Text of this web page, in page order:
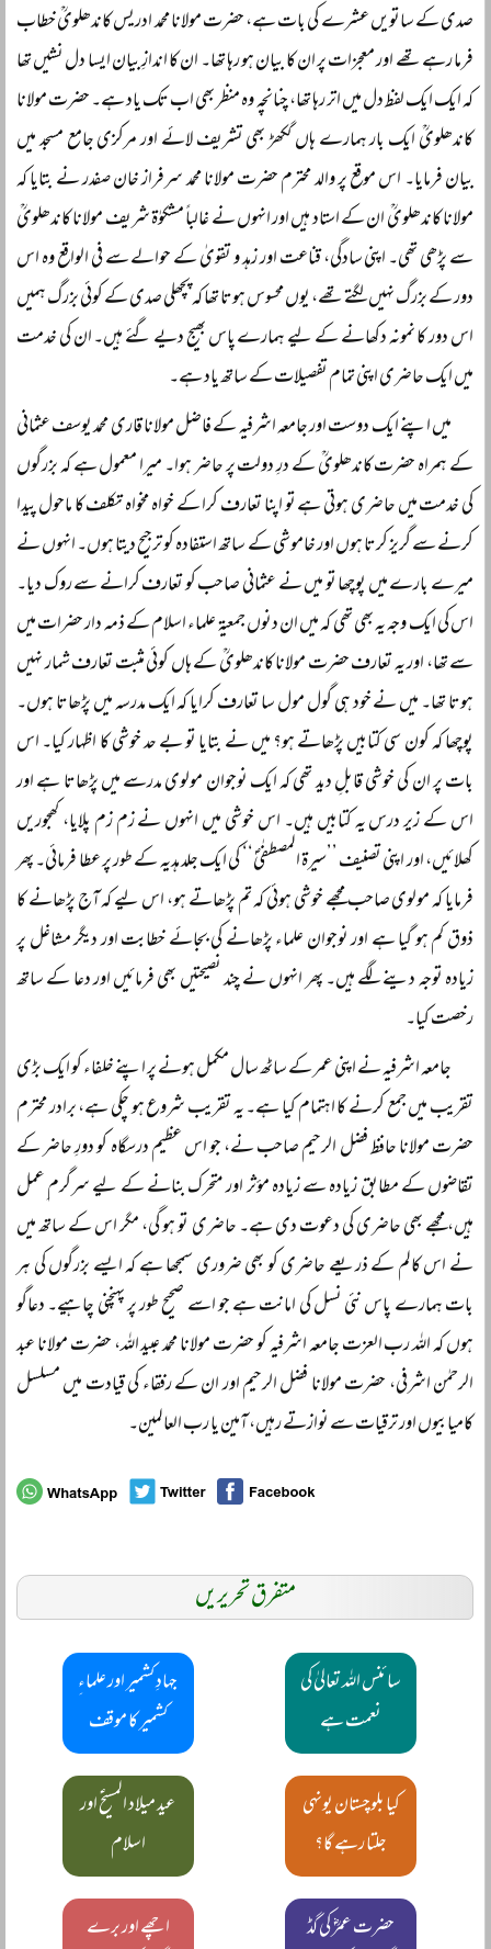
صدی کے ساتویں عشرے کی بات ہے، حضرت مولانا محمد ادریس کاندھلویؒ خطاب
فرما رہے تھے اور معجزات پر ان کا بیان ہو رہا تھا۔ ان کا اندازِ بیان ایسا دل نشیں تھا
کہ ایک ایک لفظ دل میں اتر رہا تھا، چنانچہ وہ منظر بھی اب تک یاد ہے۔ حضرت مولانا
کاندھلویؒ ایک بار ہمارے ہاں گکھڑ بھی تشریف لائے اور مرکزی جامع مسجد میں
بیان فرمایا۔ اس موقع پر والد محترم حضرت مولانا محمد سرفراز خان صفدر نے بتایا کہ
مولانا کاندھلویؒ ان کے استاد ہیں اور انہوں نے غالباً مشکوٰۃ شریف مولانا کاندھلویؒ
سے پڑھی تھی۔ اپنی سادگی، قناعت اور زہد و تقویٰ کے حوالے سے فی الواقع وہ اس
دور کے بزرگ نہیں لگتے تھے، یوں محسوس ہوتا تھا کہ پچھلی صدی کے کوئی بزرگ ہمیں
اس دور کا نمونہ دکھانے کے لیے ہمارے پاس بھیج دیے گئے ہیں۔ ان کی خدمت
میں ایک حاضری اپنی تمام تفصیلات کے ساتھ یاد ہے۔
میں اپنے ایک دوست اور جامعہ اشرفیہ کے فاضل مولانا قاری محمد یوسف عثمانی
کے ہمراہ حضرت کاندھلویؒ کے درِ دولت پر حاضر ہوا۔ میرا معمول ہے کہ بزرگوں
کی خدمت میں حاضری ہوتی ہے تو اپنا تعارف کرا کے خواہ مخواہ تکلف کا ماحول پیدا
کرنے سے گریز کرتا ہوں اور خاموشی کے ساتھ استفادہ کو ترجیح دیتا ہوں۔ انہوں نے
میرے بارے میں پوچھا تو میں نے عثمانی صاحب کو تعارف کرانے سے روک دیا۔
اس کی ایک وجہ یہ بھی تھی کہ میں ان دنوں جمعیۃ علماء اسلام کے ذمہ دار حضرات میں
سے تھا، اور یہ تعارف حضرت مولانا کاندھلویؒ کے ہاں کوئی مثبت تعارف شمار نہیں
ہوتا تھا۔ میں نے خود ہی گول مول سا تعارف کرایا کہ ایک مدرسہ میں پڑھاتا ہوں۔
پوچھا کہ کون سی کتابیں پڑھاتے ہو؟ میں نے بتایا تو بے حد خوشی کا اظہار کیا۔ اس
بات پر ان کی خوشی قابلِ دید تھی کہ ایک نوجوان مولوی مدرسے میں پڑھاتا ہے اور
اس کے زیر درس یہ کتابیں ہیں۔ اس خوشی میں انہوں نے زم زم پلایا، کھجوریں
کھلائیں، اور اپنی تصنیف ’’سیرۃ المصطفٰیؐ‘‘ کی ایک جلد ہدیہ کے طور پر عطا فرمائی۔ پھر
فرمایا کہ مولوی صاحب مجھے خوشی ہوئی کہ تم پڑھاتے ہو، اس لیے کہ آج پڑھانے کا
ذوق کم ہو گیا ہے اور نوجوان علماء پڑھانے کی بجائے خطابت اور دیگر مشاغل پر
زیادہ توجہ دینے لگے ہیں۔ پھر انہوں نے چند نصیحتیں بھی فرمائیں اور دعا کے ساتھ
رخصت کیا۔
جامعہ اشرفیہ نے اپنی عمر کے ساٹھ سال مکمل ہونے پر اپنے خلفاء کو ایک بڑی
تقریب میں جمع کرنے کا اہتمام کیا ہے۔ یہ تقریب شروع ہو چکی ہے، برادر محترم
حضرت مولانا حافظ فضل الرحیم صاحب نے، جو اس عظیم درسگاہ کو دورِ حاضر کے
تقاضوں کے مطابق زیادہ سے زیادہ مؤثر اور متحرک بنانے کے لیے سرگرم ِعمل
ہیں، مجھے بھی حاضری کی دعوت دی ہے۔ حاضری تو ہو گی، مگر اس کے ساتھ میں
نے اس کالم کے ذریعے حاضری کو بھی ضروری سمجھا ہے کہ ایسے بزرگوں کی ہر
بات ہمارے پاس نئی نسل کی امانت ہے جو اسے صحیح طور پر پہنچنی چاہیے۔ دعاگو
ہوں کہ اللہ رب العزت جامعہ اشرفیہ کو حضرت مولانا محمد عبید اللہ، حضرت مولانا عبد
الرحمٰن اشرفی، حضرت مولانا فضل الرحیم اور ان کے رفقاء کی قیادت میں مسلسل
کامیابیوں اور ترقیات سے نوازتے رہیں، آمین یا رب العالمین۔
متفرق تحریریں
سائنس اللہ تعالیٰ کی
نعمت ہے
جہادِ کشمیر اور علماءِ
کشمیر کا موقف
کیا بلوچستان یونہی
جلتا رہے گا؟
عید میلاد المسیحؑ اور
اسلام
حضرت عمرؓ کی گڈ
اچھے اور برے